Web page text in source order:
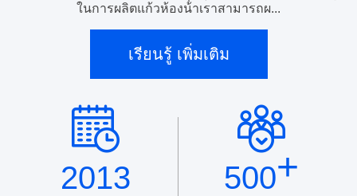
ในการผลิตแก้วห้องน้ําเราสามารถผ...
เรียนรู้ เพิ่มเติม
2013 500+